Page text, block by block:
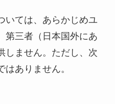
いては、あらかじめユ
第三者（日本国外にあ
しません。ただし、次
ありません。